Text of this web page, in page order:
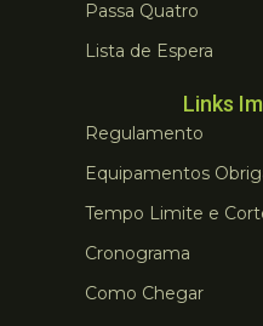
Passa Quatro
Lista de Espera
Links
Regulamento
Equipamentos
Tempo Limite e
Cronograma
Como Chegar